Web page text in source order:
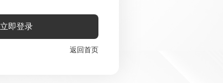
立即登录
返回首页